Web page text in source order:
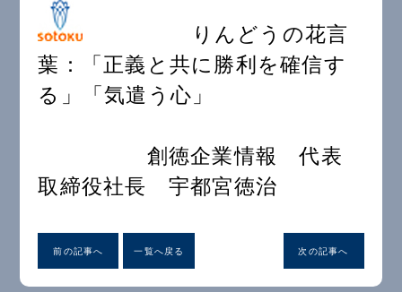
りんどうの花言
葉：「正義と共に勝利を確信す
る」「気遣う心」
創徳企業情報 代表
取締役社長 宇都宮徳治
前の記事へ 一覧へ戻る 次の記事へ